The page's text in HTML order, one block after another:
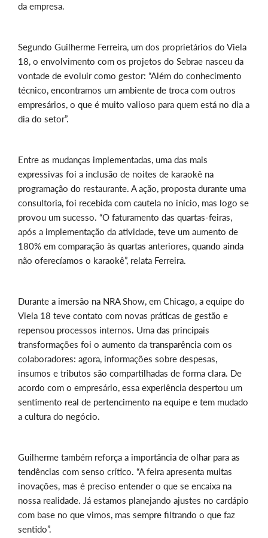
da empresa.
Segundo Guilherme Ferreira, um dos proprietários do Viela
18, o envolvimento com os projetos do Sebrae nasceu da
vontade de evoluir como gestor: “Além do conhecimento
técnico, encontramos um ambiente de troca com outros
empresários, o que é muito valioso para quem está no dia a
dia do setor”.
Entre as mudanças implementadas, uma das mais
expressivas foi a inclusão de noites de karaokê na
programação do restaurante. A ação, proposta durante uma
consultoria, foi recebida com cautela no início, mas logo se
provou um sucesso. “O faturamento das quartas-feiras,
após a implementação da atividade, teve um aumento de
180% em comparação às quartas anteriores, quando ainda
não oferecíamos o karaokê”, relata Ferreira.
Durante a imersão na NRA Show, em Chicago, a equipe do
Viela 18 teve contato com novas práticas de gestão e
repensou processos internos. Uma das principais
transformações foi o aumento da transparência com os
colaboradores: agora, informações sobre despesas,
insumos e tributos são compartilhadas de forma clara. De
acordo com o empresário, essa experiência despertou um
sentimento real de pertencimento na equipe e tem mudado
a cultura do negócio.
Guilherme também reforça a importância de olhar para as
tendências com senso crítico. “A feira apresenta muitas
inovações, mas é preciso entender o que se encaixa na
nossa realidade. Já estamos planejando ajustes no cardápio
com base no que vimos, mas sempre filtrando o que faz
sentido”.